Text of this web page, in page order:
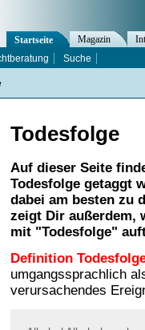
Todesfolge
Auf dieser Seite
Todesfolge getaggt
dabei am besten zu
zeigt Dir außerdem,
mit "Todesfolge"
Definition
umgangssprachlich
verursachendes
Startseite Magazin
Suche